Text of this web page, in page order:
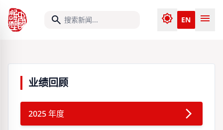
search brightness_7 EN menu
业绩回顾
2025 年度 arrow_forward_ios